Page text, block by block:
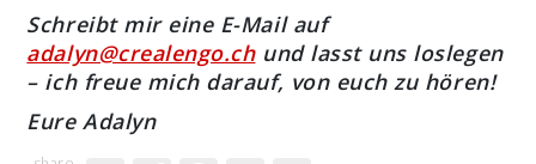
Schreibt mir eine E-Mail auf
adalyn@crealengo.chund lasst uns loslegen
– ich freue mich darauf, von euch zu hören!
Eure Adalyn